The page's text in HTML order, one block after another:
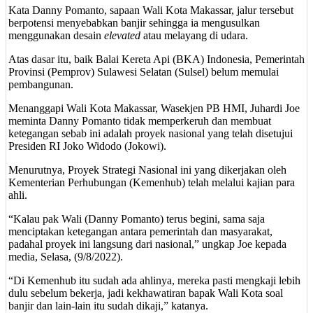
Kata Danny Pomanto, sapaan Wali Kota Makassar, jalur tersebut
berpotensi menyebabkan banjir sehingga ia mengusulkan
menggunakan desain elevated atau melayang di udara.
Atas dasar itu, baik Balai Kereta Api (BKA) Indonesia, Pemerintah
Provinsi (Pemprov) Sulawesi Selatan (Sulsel) belum memulai
pembangunan.
Menanggapi Wali Kota Makassar, Wasekjen PB HMI, Juhardi Joe
meminta Danny Pomanto tidak memperkeruh dan membuat
ketegangan sebab ini adalah proyek nasional yang telah disetujui
Presiden RI Joko Widodo (Jokowi).
Menurutnya, Proyek Strategi Nasional ini yang dikerjakan oleh
Kementerian Perhubungan (Kemenhub) telah melalui kajian para
ahli.
“Kalau pak Wali (Danny Pomanto) terus begini, sama saja
menciptakan ketegangan antara pemerintah dan masyarakat,
padahal proyek ini langsung dari nasional,” ungkap Joe kepada
media, Selasa, (9/8/2022).
“Di Kemenhub itu sudah ada ahlinya, mereka pasti mengkaji lebih
dulu sebelum bekerja, jadi kekhawatiran bapak Wali Kota soal
banjir dan lain-lain itu sudah dikaji,” katanya.